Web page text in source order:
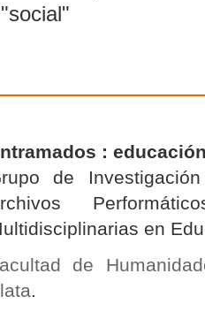
:
de
en
de
.